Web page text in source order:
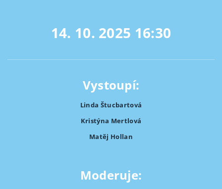
14. 10. 2025 16:30
Vystoupí:
Linda Štucbartová
Kristýna Mertlová
Matěj Hollan
Moderuje: